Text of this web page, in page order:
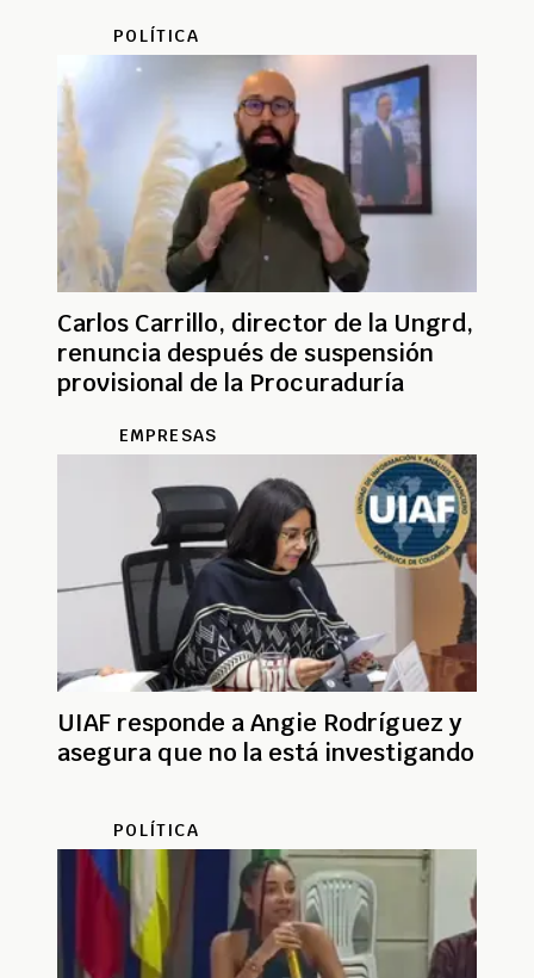
POLÍTICA
Carlos Carrillo, director de la Ungrd,
renuncia después de suspensión
provisional de la Procuraduría
EMPRESAS
UIAF responde a Angie Rodríguez y
asegura que no la está investigando
POLÍTICA